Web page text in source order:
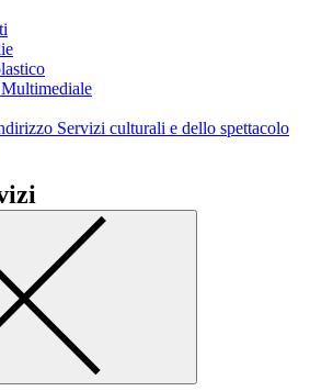
Servizi culturali e dello spettacolo